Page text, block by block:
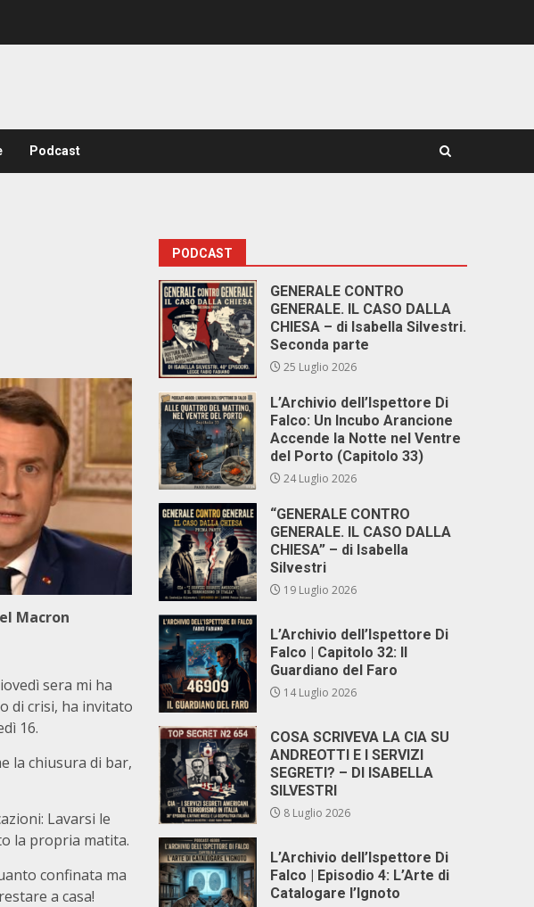
Podcast
Macron
sera mi ha
di crisi, ha invitato
16.
la chiusura di bar,
Lavarsi le
la propria matita.
confinata ma
a casa!
PODCAST
GENERALE CONTRO
GENERALE. IL CASO DALLA
CHIESA – di Isabella Silvestri.
Seconda parte
25 Luglio 2026
L’Archivio dell’Ispettore Di
Falco: Un Incubo Arancione
Accende la Notte nel Ventre
del Porto (Capitolo 33)
24 Luglio 2026
“GENERALE CONTRO
GENERALE. IL CASO DALLA
CHIESA” – di Isabella
Silvestri
19 Luglio 2026
L’Archivio dell’Ispettore Di
Falco | Capitolo 32: Il
Guardiano del Faro
14 Luglio 2026
COSA SCRIVEVA LA CIA SU
ANDREOTTI E I SERVIZI
SEGRETI? – DI ISABELLA
SILVESTRI
8 Luglio 2026
L’Archivio dell’Ispettore Di
Falco | Episodio 4: L’Arte di
Catalogare l’Ignoto